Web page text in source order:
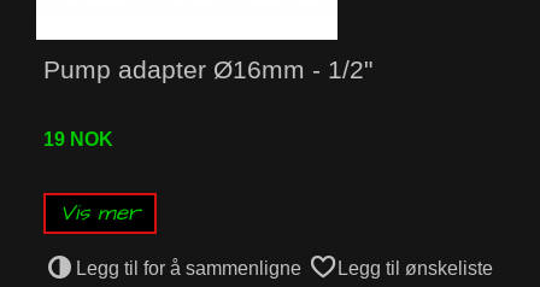
Pump adapter Ø16mm - 1/2"
19 NOK
Vis mer
Legg til for å sammenligne Legg til ønskeliste